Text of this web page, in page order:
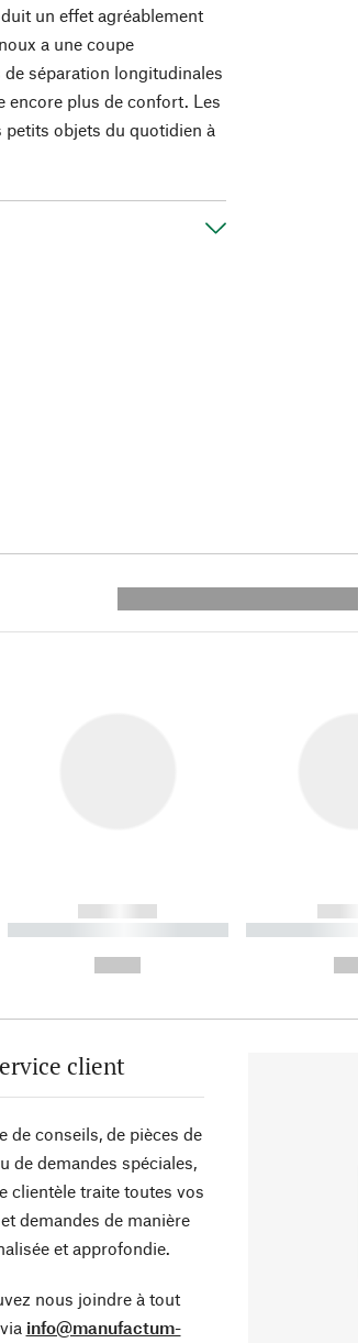
un effet agréablement
a une coupe
séparation longitudinales
encore plus de confort. Les
petits objets du quotidien à
------------
----------- ----------- ----------
-----------
client
de conseils, de pièces de
de demandes spéciales,
clientèle traite toutes vos
demandes de manière
et approfondie.
nous joindre à tout
info@manufactum-